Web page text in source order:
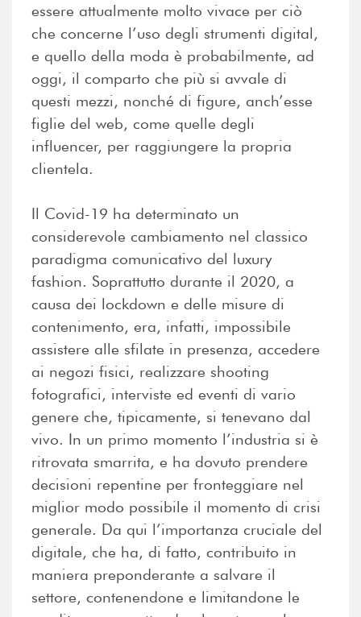
essere attualmente molto vivace per ciò
che concerne l’uso degli strumenti digital,
e quello della moda è probabilmente, ad
oggi, il comparto che più si avvale di
questi mezzi, nonché di figure, anch’esse
figlie del web, come quelle degli
influencer, per raggiungere la propria
clientela.
Il Covid-19 ha determinato un
considerevole cambiamento nel classico
paradigma comunicativo del luxury
fashion. Soprattutto durante il 2020, a
causa dei lockdown e delle misure di
contenimento, era, infatti, impossibile
assistere alle sfilate in presenza, accedere
ai negozi fisici, realizzare shooting
fotografici, interviste ed eventi di vario
genere che, tipicamente, si tenevano dal
vivo. In un primo momento l’industria si è
ritrovata smarrita, e ha dovuto prendere
decisioni repentine per fronteggiare nel
miglior modo possibile il momento di crisi
generale. Da qui l’importanza cruciale del
digitale, che ha, di fatto, contribuito in
maniera preponderante a salvare il
settore, contenendone e limitandone le